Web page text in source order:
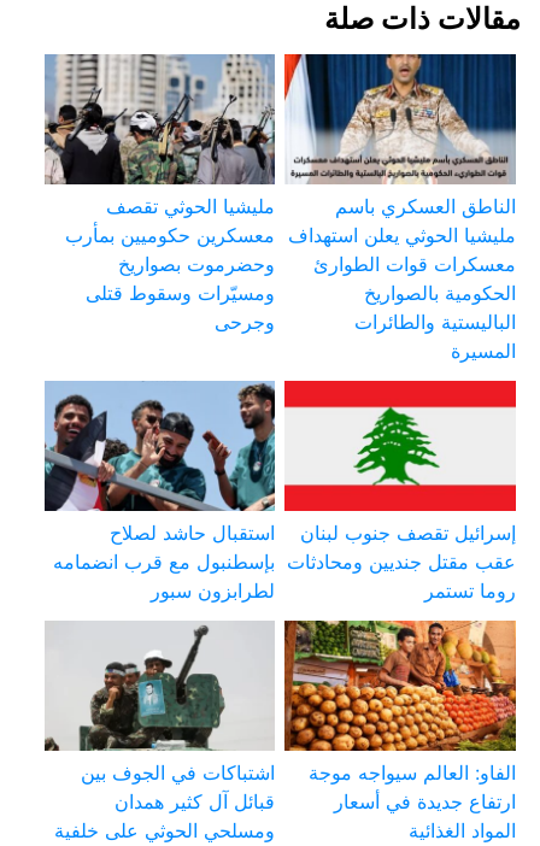
مقالات ذات صلة
الناطق العسكري باسم
مليشيا الحوثي يعلن استهداف
معسكرات قوات الطوارئ
الحكومية بالصواريخ
الباليستية والطائرات
المسيرة
مليشيا الحوثي تقصف
معسكرين حكوميين بمأرب
وحضرموت بصواريخ
ومسيّرات وسقوط قتلى
وجرحى
إسرائيل تقصف جنوب لبنان
عقب مقتل جنديين ومحادثات
روما تستمر
استقبال حاشد لصلاح
بإسطنبول مع قرب انضمامه
لطرابزون سبور
الفاو: العالم سيواجه موجة
ارتفاع جديدة في أسعار
المواد الغذائية
اشتباكات في الجوف بين
قبائل آل كثير همدان
ومسلحي الحوثي على خلفية